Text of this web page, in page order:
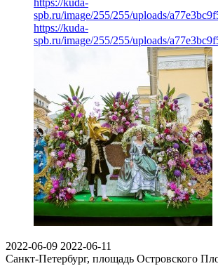
spb.ru/image/255/255/uploads/
https://kuda-
spb.ru/image/255/255/uploads/
2022-06-09 2022-06-11
Санкт-Петербург, площадь Островского